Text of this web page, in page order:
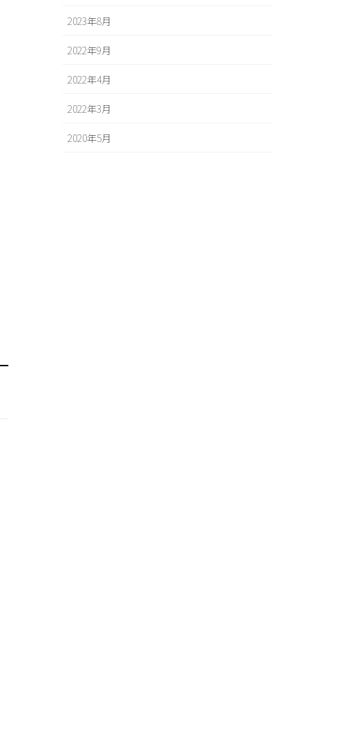
2023年8月
2022年9月
2022年4月
2022年3月
2020年5月